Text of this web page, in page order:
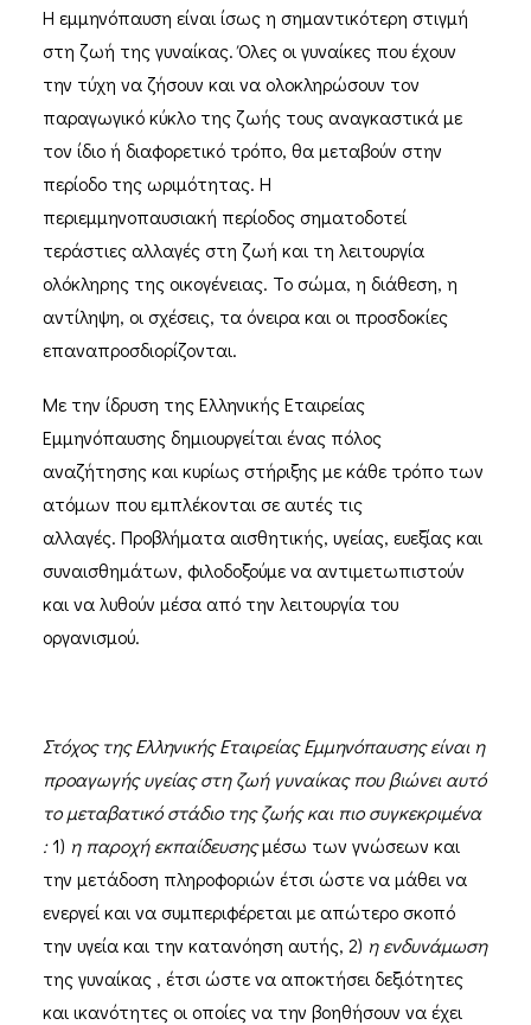
Η εμμηνόπαυση είναι ίσως η σημαντικότερη στιγμή
στη ζωή της γυναίκας. Όλες οι γυναίκες που έχουν
την τύχη να ζήσουν και να ολοκληρώσουν τον
παραγωγικό κύκλο της ζωής τους αναγκαστικά με
τον ίδιο ή διαφορετικό τρόπο, θα μεταβούν στην
περίοδο της ωριμότητας. Η
περιεμμηνοπαυσιακή περίοδος σηματοδοτεί
τεράστιες αλλαγές στη ζωή και τη λειτουργία
ολόκληρης της οικογένειας. Το σώμα, η διάθεση, η
αντίληψη, οι σχέσεις, τα όνειρα και οι προσδοκίες
επαναπροσδιορίζονται.
Με την ίδρυση της Ελληνικής Εταιρείας
Εμμηνόπαυσης δημιουργείται ένας πόλος
αναζήτησης και κυρίως στήριξης με κάθε τρόπο των
ατόμων που εμπλέκονται σε αυτές τις
αλλαγές. Προβλήματα αισθητικής, υγείας, ευεξίας και
συναισθημάτων, φιλοδοξούμε να αντιμετωπιστούν
και να λυθούν μέσα από την λειτουργία του
οργανισμού.
Στόχος της Ελληνικής Εταιρείας Εμμηνόπαυσης είναι η
προαγωγής υγείας στη ζωή γυναίκας που βιώνει αυτό
το μεταβατικό στάδιο της ζωής και πιο συγκεκριμένα
:1) η παροχή εκπαίδευσηςμέσω των γνώσεων και
την μετάδοση πληροφοριών έτσι ώστε να μάθει να
ενεργεί και να συμπεριφέρεται με απώτερο σκοπό
την υγεία και την κατανόηση αυτής, 2) η ενδυνάμωση
της γυναίκας , έτσι ώστε να αποκτήσει δεξιότητες
και ικανότητες οι οποίες να την βοηθήσουν να έχει